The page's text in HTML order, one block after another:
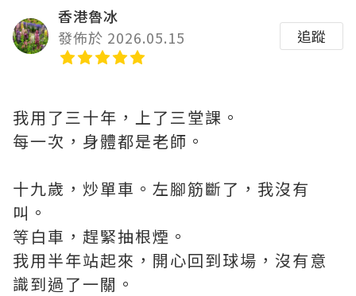
香港魯冰
發佈於 2026.05.15
追蹤
我用了三十年，上了三堂課。
每一次，身體都是老師。
十九歲，炒單車。左腳筋斷了，我沒有
叫。
等白車，趕緊抽根煙。
我用半年站起來，開心回到球場，沒有意
識到過了一關。